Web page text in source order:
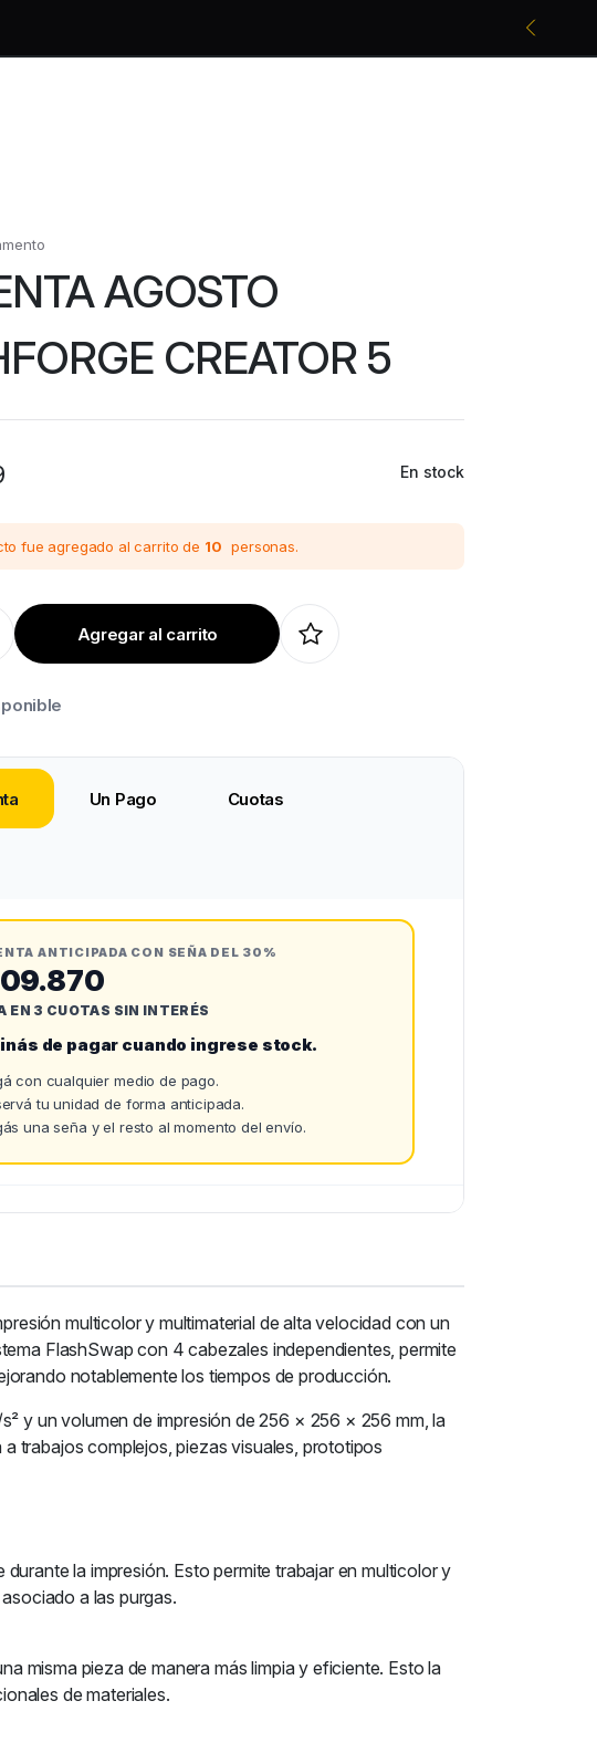
AGOSTO
CREATOR 5
En stock
fue agregado al carrito de 10 personas.
Agregar al carrito
Un Pago Cuotas
ANTICIPADA CON SEÑA DEL 30%
EN 3 CUOTAS SIN INTERÉS
de pagar cuando ingrese stock.
con cualquier medio de pago.
tu unidad de forma anticipada.
una seña y el resto al momento del envío.
multicolor y multimaterial de alta velocidad con un
FlashSwap con 4 cabezales independientes, permite
notablemente los tiempos de producción.
y un volumen de impresión de 256 × 256 × 256 mm, la
trabajos complejos, piezas visuales, prototipos
la impresión. Esto permite trabajar en multicolor y
a las purgas.
misma pieza de manera más limpia y eficiente. Esto la
de materiales.